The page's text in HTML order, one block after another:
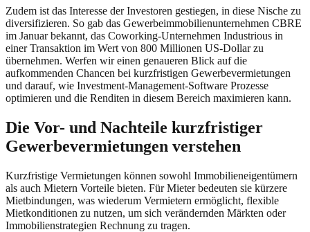
Zudem ist das Interesse der Investoren gestiegen, in diese Nische zu
diversifizieren. So gab das Gewerbeimmobilienunternehmen CBRE
im Januar bekannt, das Coworking-Unternehmen Industrious in
einer Transaktion im Wert von 800 Millionen US-Dollar zu
übernehmen. Werfen wir einen genaueren Blick auf die
aufkommenden Chancen bei kurzfristigen Gewerbevermietungen
und darauf, wie Investment-Management-Software Prozesse
optimieren und die Renditen in diesem Bereich maximieren kann.
Die Vor- und Nachteile kurzfristiger
Gewerbevermietungen verstehen
Kurzfristige Vermietungen können sowohl Immobilieneigentümern
als auch Mietern Vorteile bieten. Für Mieter bedeuten sie kürzere
Mietbindungen, was wiederum Vermietern ermöglicht, flexible
Mietkonditionen zu nutzen, um sich verändernden Märkten oder
Immobilienstrategien Rechnung zu tragen.